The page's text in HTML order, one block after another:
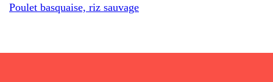
Poulet basquaise, riz sauvage